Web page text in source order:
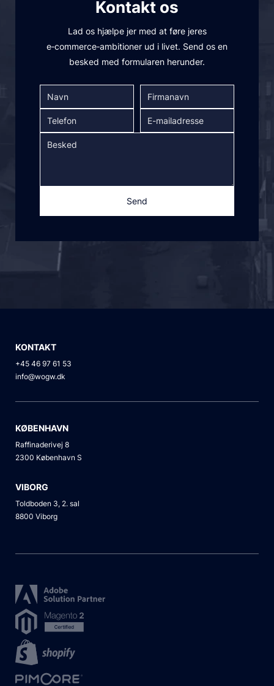
indtaste flere SKU’er eller ved at uploade
CSV-filer.
Fremskynd genopfyldning af
mulighed for at oprette rekvisitionslister
over ofte købte varer.
Håndter store ordrer med hundrede vis af
Tilbyd enestående service ved at give
sælgere mulighed for at logge ind som
kunde for at løse problemer og afgive
Kontakt os
Lad os hjælpe jer med at føre jeres
e‑commerce‑ambitioner ud i livet. Send os en
besked med formularen herunder.
Send
KONTAKT
+45 46 97 61 53
info@wogw.dk
KØBENHAVN
Raffinaderivej 8
2300 København S
VIBORG
Toldboden 3, 2. sal
8800 Viborg